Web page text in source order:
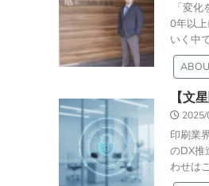
「変
0年以
いく中
【文
印刷業
のDX推
わせは